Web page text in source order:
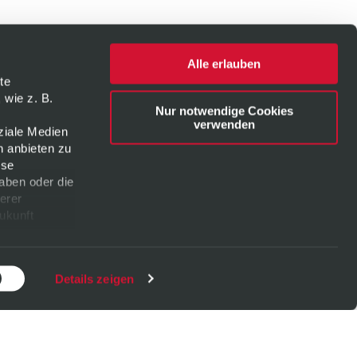
wie z. B.
Medien
anbieten zu
oder die
Details zeigen
Alle erlauben
Nur notwendige Cookies
verwenden